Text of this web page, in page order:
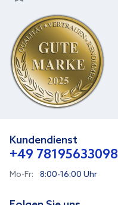
Kundendienst
+49 78195633098
Mo-Fr: 8:00-16:00 Uhr